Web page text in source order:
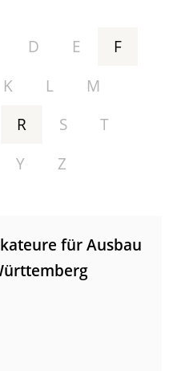
D E
F
K L
M
R S
T
Y Z
für Ausbau